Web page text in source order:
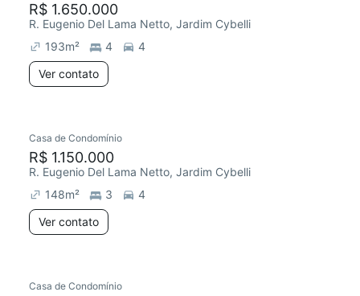
R$ 1.650.000
R. Eugenio Del Lama Netto, Jardim Cybelli
193m² 4
4
Ver contato
Redecorar
Casa de Condomínio
R$ 1.150.000
R. Eugenio Del Lama Netto, Jardim Cybelli
148m² 3
4
Ver contato
Redecorar
Casa de Condomínio